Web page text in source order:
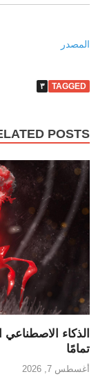
المصدر
TAGGED ٣
POSTS
الذكاء
تمامًا
أغسطس 7, 2026